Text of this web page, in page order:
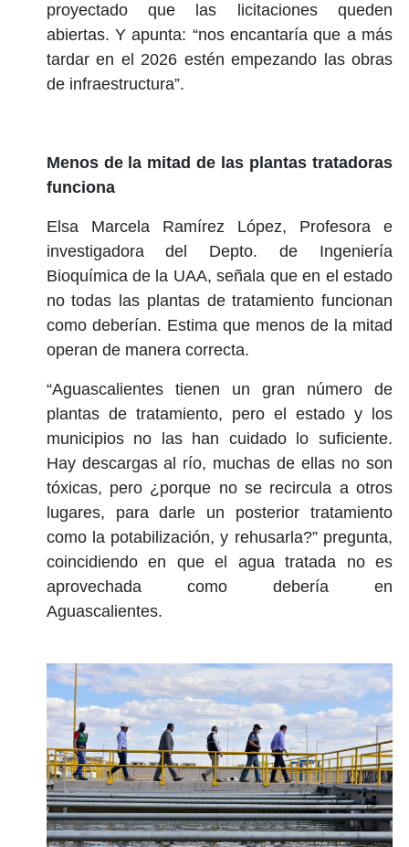
proyectado que las licitaciones queden
abiertas. Y apunta: “nos encantaría que a más
tardar en el 2026 estén empezando las obras
de infraestructura”.
Menos de la mitad de las plantas tratadoras
funciona
Elsa Marcela Ramírez López, Profesora e
investigadora del Depto. de Ingeniería
Bioquímica de la UAA, señala que en el estado
no todas las plantas de tratamiento funcionan
como deberían. Estima que menos de la mitad
operan de manera correcta.
“Aguascalientes tienen un gran número de
plantas de tratamiento, pero el estado y los
municipios no las han cuidado lo suficiente.
Hay descargas al río, muchas de ellas no son
tóxicas, pero ¿porque no se recircula a otros
lugares, para darle un posterior tratamiento
como la potabilización, y rehusarla?” pregunta,
coincidiendo en que el agua tratada no es
aprovechada como debería en
Aguascalientes.